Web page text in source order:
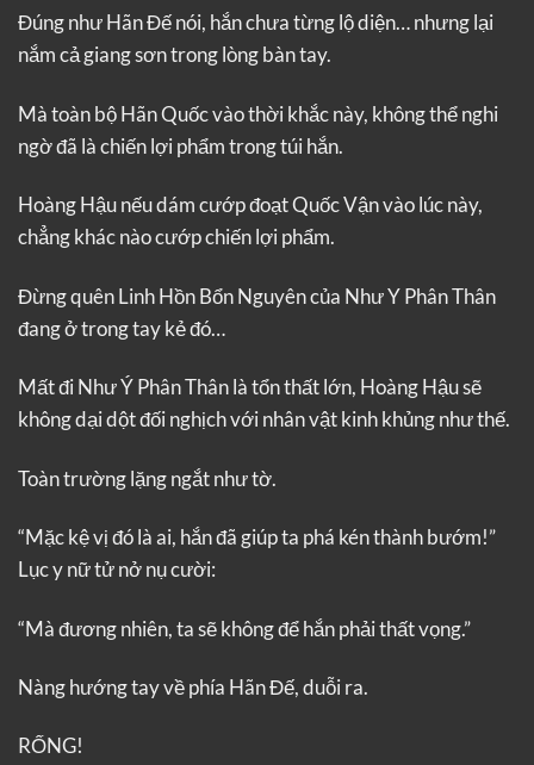
Đúng như Hãn Đế nói, hắn chưa từng lộ diện… nhưng lại
nắm cả giang sơn trong lòng bàn tay.
Mà toàn bộ Hãn Quốc vào thời khắc này, không thể nghi
ngờ đã là chiến lợi phẩm trong túi hắn.
Hoàng Hậu nếu dám cướp đoạt Quốc Vận vào lúc này,
chẳng khác nào cướp chiến lợi phẩm.
Đừng quên Linh Hồn Bổn Nguyên của Như Y Phân Thân
đang ở trong tay kẻ đó…
Mất đi Như Ý Phân Thân là tổn thất lớn, Hoàng Hậu sẽ
không dại dột đối nghịch với nhân vật kinh khủng như thế.
Toàn trường lặng ngắt như tờ.
“Mặc kệ vị đó là ai, hắn đã giúp ta phá kén thành bướm!”
Lục y nữ tử nở nụ cười:
“Mà đương nhiên, ta sẽ không để hắn phải thất vọng.”
Nàng hướng tay về phía Hãn Đế, duỗi ra.
RỐNG!